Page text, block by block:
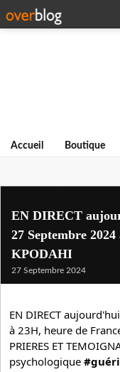
Accueil Boutique
EN DIRECT
27 Septembre
KPODAHI
27 Septembre 2024
EN DIRECT
à 23H, heure de
PRIERES ET
psychologique